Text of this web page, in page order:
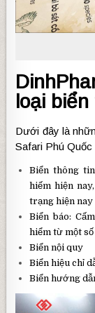
loại
Dưới đây là
Safari Phú
Biển thông
hiếm hiện
trạng hiện nay
Biển báo:
hiểm từ một
Biển nội quy
Biển hiệu chỉ
Biển hướng